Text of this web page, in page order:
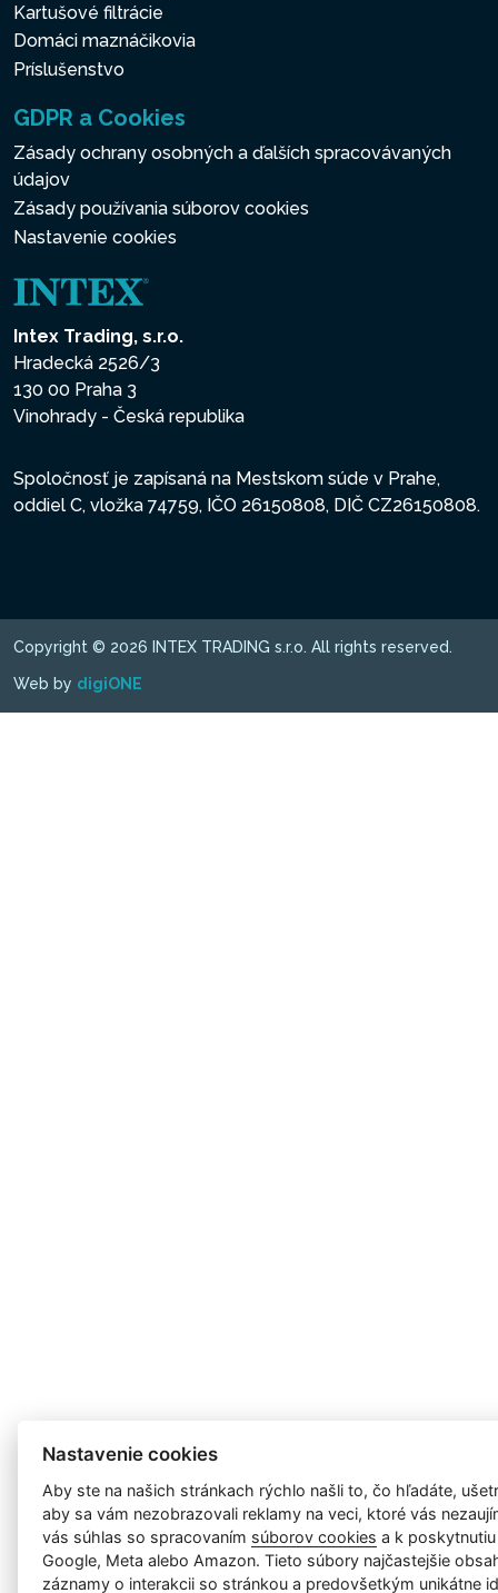
Kartušové filtrácie
Domáci maznáčikovia
Príslušenstvo
GDPR a Cookies
Zásady ochrany osobných a ďalších spracovávaných
údajov
Zásady používania súborov cookies
Nastavenie cookies
Intex Trading, s.r.o.
Hradecká 2526/3
130 00 Praha 3
Vinohrady - Česká republika
Spoločnosť je zapísaná na Mestskom súde v Prahe,
oddiel C, vložka 74759, IČO 26150808, DIČ CZ26150808.
Copyright © 2026 INTEX TRADING s.r.o. All rights reserved.
Web by digiONE
Nastavenie cookies
Aby ste na našich stránkach rýchlo našli to, čo hľadáte,
aby sa vám nezobrazovali reklamy na veci, ktoré vás
vás súhlas so spracovaním súborov cookies a k
Google, Meta alebo Amazon. Tieto súbory najčastejšie
záznamy o interakcii so stránkou a predovšetkým unikátne